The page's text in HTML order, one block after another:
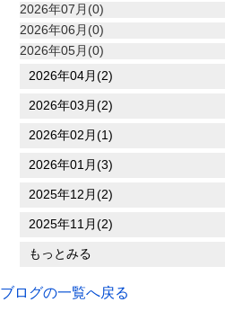
2026年07月(0)
2026年06月(0)
2026年05月(0)
2026年04月(2)
2026年03月(2)
2026年02月(1)
2026年01月(3)
2025年12月(2)
2025年11月(2)
もっとみる
ブログの一覧へ戻る